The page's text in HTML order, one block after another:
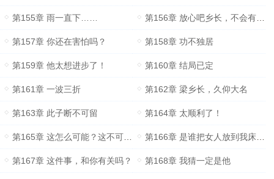
第155章 雨一直下…… 第156章 放心吧乡长，不会有事……
第157章 你还在害怕吗？ 第158章 功不独居
第159章 他太想进步了！ 第160章 结局已定
第161章 一波三折 第162章 梁乡长，久仰大名
第163章 此子断不可留 第164章 太顺利了！
第165章 这怎么可能？这不可能！ 第166章 是谁把女人放到我床上的啊！
第167章 这件事，和你有关吗？ 第168章 我猜一定是他